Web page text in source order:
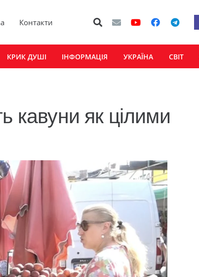
Контакти
КРИК ДУШІ ІНФОРМАЦІЯ УКРАЇНА СВІТ
як цілими